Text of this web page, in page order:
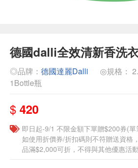
德國dalli全效清新香洗
◎品牌： 德國達麗Dalli
◎規格：
1Bottle瓶
$ 420
即日起-9/1 不限金額下單贈$200券(
如使用折價券/折扣碼則不符贈送資格
品滿$2,000可折，不得與其他優惠活